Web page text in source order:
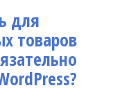
для
товаров